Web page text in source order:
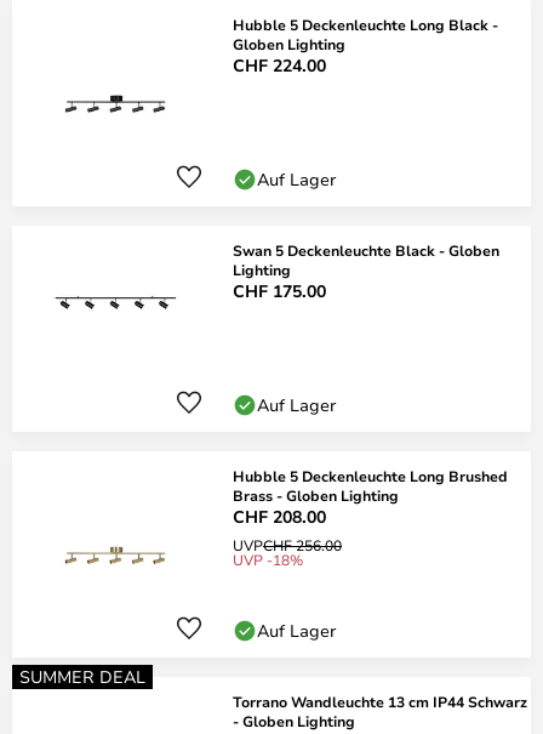
Hubble 5 Deckenleuchte Long Black -
Globen Lighting
CHF 224.00
Auf Lager
Swan 5 Deckenleuchte Black - Globen
Lighting
CHF 175.00
Auf Lager
Hubble 5 Deckenleuchte Long Brushed
Brass - Globen Lighting
CHF 208.00
UVPCHF 256.00
UVP -18%
Auf Lager
SUMMER DEAL
Torrano Wandleuchte 13 cm IP44 Schwarz
- Globen Lighting